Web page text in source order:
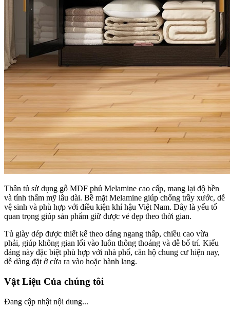
Thân tủ sử dụng gỗ MDF phủ Melamine cao cấp, mang lại độ bền
và tính thẩm mỹ lâu dài. Bề mặt Melamine giúp chống trầy xước, dễ
vệ sinh và phù hợp với điều kiện khí hậu Việt Nam. Đây là yếu tố
quan trọng giúp sản phẩm giữ được vẻ đẹp theo thời gian.
Tủ giày dép được thiết kế theo dáng ngang thấp, chiều cao vừa
phải, giúp không gian lối vào luôn thông thoáng và dễ bố trí. Kiểu
dáng này đặc biệt phù hợp với nhà phố, căn hộ chung cư hiện nay,
dễ dàng đặt ở cửa ra vào hoặc hành lang.
Vật Liệu Của chúng tôi
Đang cập nhật nội dung...